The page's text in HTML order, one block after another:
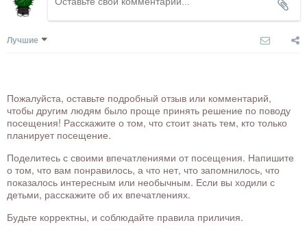
Лучшие
Пожалуйста, оставьте подробный отзыв или комментарий,
чтобы другим людям было проще принять решение по поводу
посещения! Расскажите о том, что стоит знать тем, кто только
планирует посещение.
Поделитесь с своими впечатлениями от посещения. Напишите
о том, что вам понравилось, а что нет, что запомнилось, что
показалось интересным или необычным. Если вы ходили с
детьми, расскажите об их впечатлениях.
Будьте корректны, и соблюдайте правила приличия.